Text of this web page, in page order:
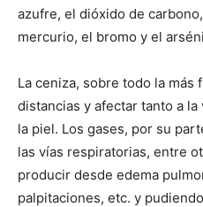
azufre, el dióxido de
mercurio, el bromo y el
La ceniza, sobre todo la más
distancias y afectar tanto a
la piel. Los gases, por su
las vías respiratorias, entre
producir desde edema
palpitaciones, etc. y